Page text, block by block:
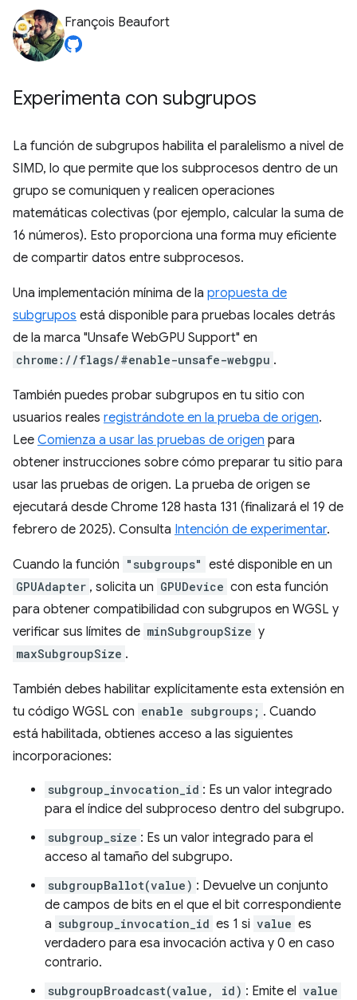
François Beaufort
Experimenta con subgrupos
La función de subgrupos habilita el paralelismo a nivel de
SIMD, lo que permite que los subprocesos dentro de un
grupo se comuniquen y realicen operaciones
matemáticas colectivas (por ejemplo, calcular la suma de
16 números). Esto proporciona una forma muy eficiente
de compartir datos entre subprocesos.
Una implementación mínima de la propuesta de
subgrupos está disponible para pruebas locales detrás
de la marca "Unsafe WebGPU Support" en
chrome://flags/#enable-unsafe-webgpu .
También puedes probar subgrupos en tu sitio con
usuarios reales registrándote en la prueba de origen.
Lee Comienza a usar las pruebas de origen para
obtener instrucciones sobre cómo preparar tu sitio para
usar las pruebas de origen. La prueba de origen se
ejecutará desde Chrome 128 hasta 131 (finalizará el 19 de
febrero de 2025). Consulta Intención de experimentar.
Cuando la función "subgroups" esté disponible en un
GPUAdapter , solicita un GPUDevice con esta función
para obtener compatibilidad con subgrupos en WGSL y
verificar sus límites de minSubgroupSize y
maxSubgroupSize .
También debes habilitar explícitamente esta extensión en
tu código WGSL con enable subgroups; . Cuando
está habilitada, obtienes acceso a las siguientes
incorporaciones:
subgroup_invocation_id : Es un valor integrado
para el índice del subproceso dentro del subgrupo.
subgroup_size : Es un valor integrado para el
acceso al tamaño del subgrupo.
subgroupBallot(value) : Devuelve un conjunto
de campos de bits en el que el bit correspondiente
a subgroup_invocation_id es 1 si value es
verdadero para esa invocación activa y 0 en caso
contrario.
subgroupBroadcast(value, id) : Emite el value